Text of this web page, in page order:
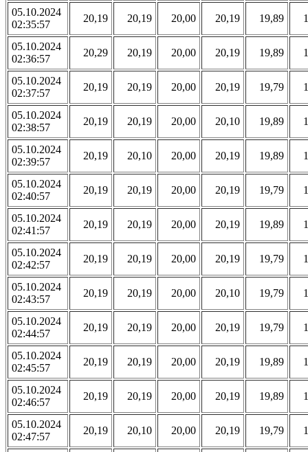
05.10.2024
02:35:57
20,19 20,19 20,00 20,19 19,89
05.10.2024
02:36:57
20,29 20,19 20,00 20,19 19,89
05.10.2024
02:37:57
20,19 20,19 20,00 20,19 19,79
05.10.2024
02:38:57
20,19 20,19 20,00 20,10 19,89
05.10.2024
02:39:57
20,19 20,10 20,00 20,19 19,89
05.10.2024
02:40:57
20,19 20,19 20,00 20,19 19,79
05.10.2024
02:41:57
20,19 20,19 20,00 20,19 19,89
05.10.2024
02:42:57
20,19 20,19 20,00 20,19 19,79
05.10.2024
02:43:57
20,19 20,19 20,00 20,10 19,79
05.10.2024
02:44:57
20,19 20,19 20,00 20,19 19,79
05.10.2024
02:45:57
20,19 20,19 20,00 20,19 19,89
05.10.2024
02:46:57
20,19 20,19 20,00 20,19 19,89
05.10.2024
02:47:57
20,19 20,10 20,00 20,19 19,79